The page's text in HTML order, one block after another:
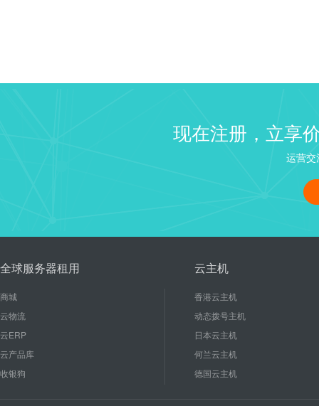
2020-10
这是每个使用windows服务器
识，本文章介绍win...
linux修改管理员密码、
使用linux能节省成本和后期
现在注册，立享
运营交
全球服务器租用
商城
云物流
云ERP
云产品库
收银狗
云主机
香港云主机
动态拨号主机
日本云主机
何兰云主机
德国云主机